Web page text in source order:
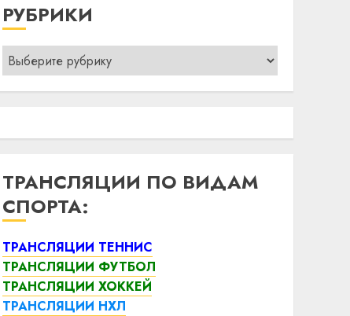
РУБРИКИ
Рубрики
ТРАНСЛЯЦИИ ПО ВИДАМ
СПОРТА:
ТРАНСЛЯЦИИ ТЕННИС
ТРАНСЛЯЦИИ ФУТБОЛ
ТРАНСЛЯЦИИ ХОККЕЙ
ТРАНСЛЯЦИИ НХЛ